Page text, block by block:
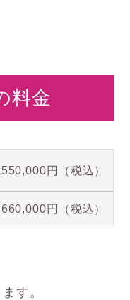
料金
円（税込）
円（税込）
す。